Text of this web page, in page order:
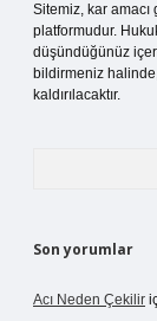
Sitemiz, kar
platformudur.
düşündüğünüz
bildirmeniz
kaldırılacaktır.
Son yorumlar
Acı Neden Çekilir